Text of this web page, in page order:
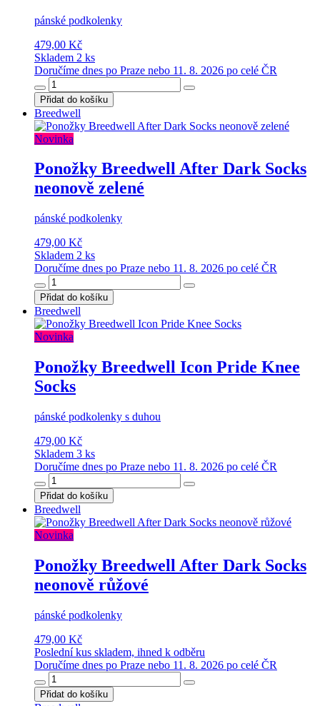
pánské podkolenky
479,00 Kč
Skladem 2 ks
Doručíme dnes po Praze nebo 11. 8. 2026 po celé ČR
Přidat do košíku
Breedwell
Novinka
Ponožky Breedwell After Dark Socks
neonově zelené
pánské podkolenky
479,00 Kč
Skladem 2 ks
Doručíme dnes po Praze nebo 11. 8. 2026 po celé ČR
Přidat do košíku
Breedwell
Novinka
Ponožky Breedwell Icon Pride Knee
Socks
pánské podkolenky s duhou
479,00 Kč
Skladem 3 ks
Doručíme dnes po Praze nebo 11. 8. 2026 po celé ČR
Přidat do košíku
Breedwell
Novinka
Ponožky Breedwell After Dark Socks
neonově růžové
pánské podkolenky
479,00 Kč
Poslední kus skladem, ihned k odběru
Doručíme dnes po Praze nebo 11. 8. 2026 po celé ČR
Přidat do košíku